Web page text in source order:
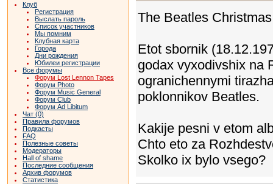
Клуб
Регистрация
Выслать пароль
Список участников
Мы помним
Клубная карта
Города
Дни рождения
Юбилеи регистрации
Все форумы
Форум Lost Lennon Tapes
Форум Photo
Форум Music General
Форум Club
Форум Ad Libitum
Чат (0)
Правила форумов
Подкасты
FAQ
Полезные советы
Модераторы
Hall of shame
Последние сообщения
Архив форумов
Статистика
The Beatles
Etot sbornik
godax vyxodivshix na
ogranichennymi
poklonnikov Beatles.
Kakije pesni v etom
Chto eto za
Skolko ix bylo vsego?